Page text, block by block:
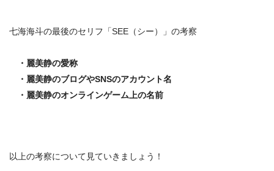
七海海斗の最後のセリフ「SEE（シー）」の考察
・麗美静の愛称
・麗美静のブログやSNSのアカウント名
・麗美静のオンラインゲーム上の名前
以上の考察について見ていきましょう！